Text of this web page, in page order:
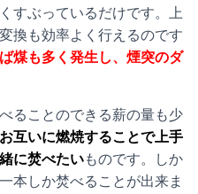
すぶっているだけです。上
換も効率よく行えるのです
煤も多く発生し、煙突のダ
ることのできる薪の量も少
互いに燃焼することで上手
に焚べたいものです。しか
本しか焚べることが出来ま